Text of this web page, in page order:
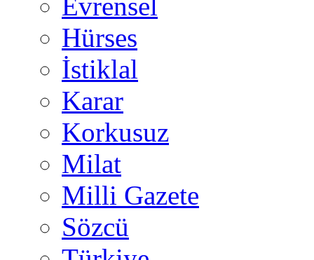
Evrensel
Hürses
İstiklal
Karar
Korkusuz
Milat
Milli Gazete
Sözcü